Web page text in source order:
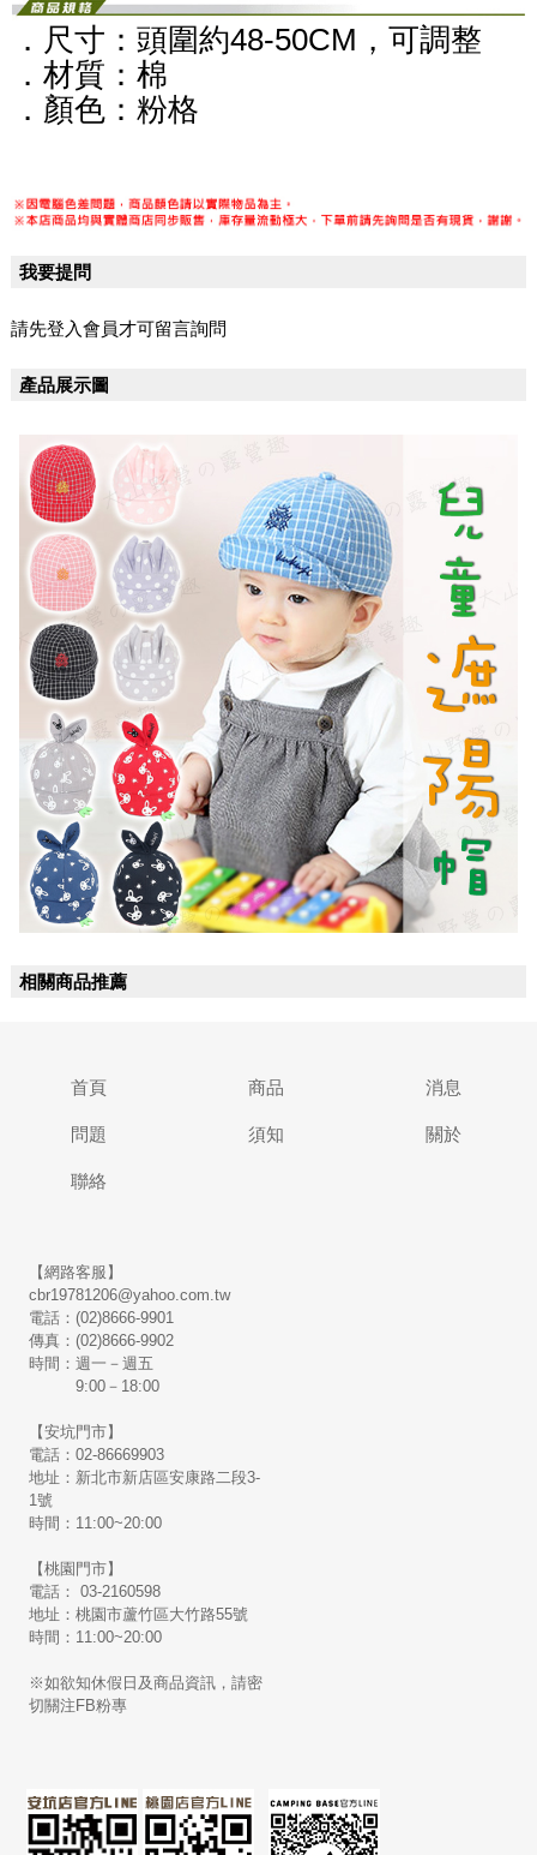
．尺寸：頭圍約48-50CM，可調整
．材質：棉
．顏色：粉格
我要提問
請先登入會員才可留言詢問
產品展示圖
相關商品推薦
首頁 商品 消息
問題 須知 關於
聯絡
【網路客服】
cbr19781206@yahoo.com.tw
電話：(02)8666-9901
傳真：(02)8666-9902
時間：週一－週五
9:00－18:00
【安坑門市】
電話：02-86669903
地址：新北市新店區安康路二段3-
1號
時間：11:00~20:00
【桃園門市】
電話： 03-2160598
地址：桃園市蘆竹區大竹路55號
時間：11:00~20:00
※如欲知休假日及商品資訊，請密
切關注FB粉專